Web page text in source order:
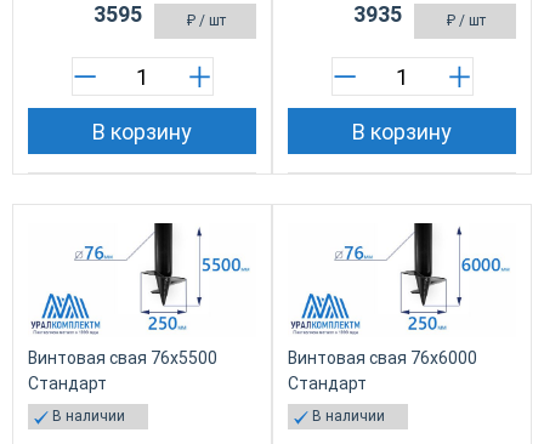
₽/ шт
3595
В корзину
₽/ шт
3935
В корзину
Винтовая свая 76х5500
Стандарт
В наличии
Винтовая свая 76х6000
Стандарт
В наличии